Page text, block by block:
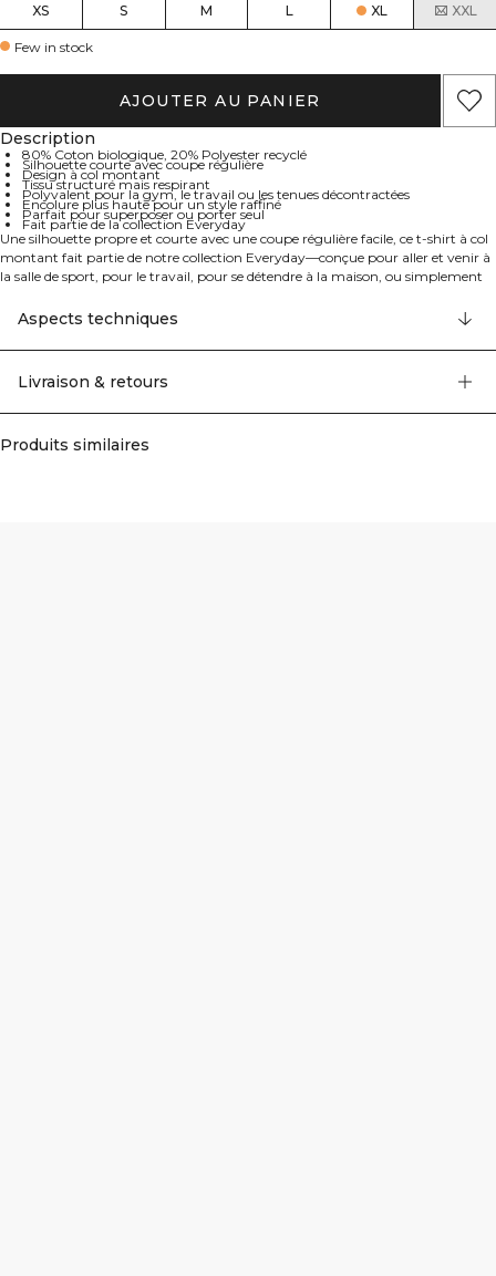
XS S M L XL XXL
Few in stock
AJOUTER AU PANIER
Description
80% Coton biologique, 20% Polyester recyclé
Silhouette courte avec coupe régulière
Design à col montant
Tissu structuré mais respirant
Polyvalent pour la gym, le travail ou les tenues décontractées
Encolure plus haute pour un style raffiné
Parfait pour superposer ou porter seul
Fait partie de la collection Everyday
Une silhouette propre et courte avec une coupe régulière facile, ce t-shirt à col
montant fait partie de notre collection Everyday—conçue pour aller et venir à
la salle de sport, pour le travail, pour se détendre à la maison, ou simplement
biologique et 20% polyester recyclé, il est suffisamment structuré pour
conserver sa forme mais assez respirant pour être porté régulièrement.
L'encolure légèrement plus haute lui confère une touche raffinée, parfaite
Aspects techniques
Livraison & retours
Produits similaires